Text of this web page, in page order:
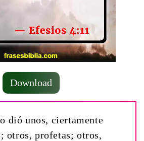
Download
dió unos, ciertamente
otros, profetas; otros,